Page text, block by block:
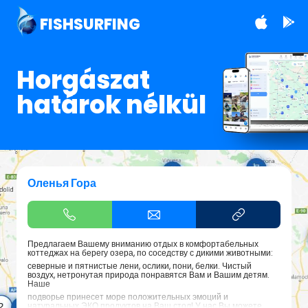
FISHSURFING
Horgászat
határok nélkül
Оленья Гора
Предлагаем Вашему вниманию отдых в комфортабельных
коттеджах на берегу озера, по соседству с дикими животными:
северные и пятнистые лени, ослики, пони, белки. Чистый
воздух, нетронутая природа понравятся Вам и Вашим детям.
Наше
подворье принесет море положительных эмоций и